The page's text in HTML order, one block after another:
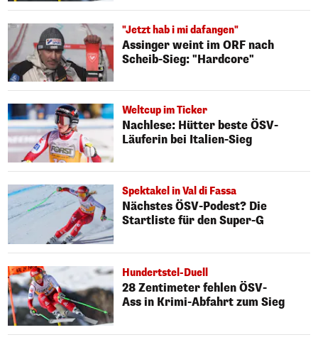
"Jetzt hab i mi dafangen"
Assinger weint im ORF nach
Scheib-Sieg: "Hardcore"
Weltcup im Ticker
Nachlese: Hütter beste ÖSV-
Läuferin bei Italien-Sieg
Spektakel in Val di Fassa
Nächstes ÖSV-Podest? Die
Startliste für den Super-G
Hundertstel-Duell
28 Zentimeter fehlen ÖSV-
Ass in Krimi-Abfahrt zum Sieg